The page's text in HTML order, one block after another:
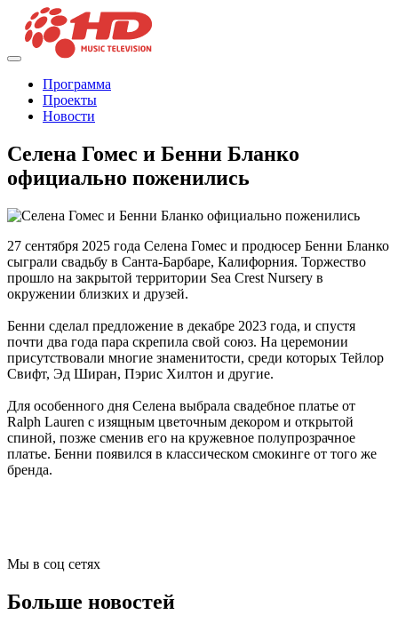
Программа
Проекты
Новости
Селена Гомес и Бенни Бланко
официально поженились
27 сентября 2025 года Селена Гомес и продюсер Бенни Бланко
сыграли свадьбу в Санта-Барбаре, Калифорния. Торжество
прошло на закрытой территории Sea Crest Nursery в
окружении близких и друзей.
Бенни сделал предложение в декабре 2023 года, и спустя
почти два года пара скрепила свой союз. На церемонии
присутствовали многие знаменитости, среди которых Тейлор
Свифт, Эд Ширан, Пэрис Хилтон и другие.
Для особенного дня Селена выбрала свадебное платье от
Ralph Lauren с изящным цветочным декором и открытой
спиной, позже сменив его на кружевное полупрозрачное
платье. Бенни появился в классическом смокинге от того же
бренда.
Мы в соц сетях
Больше новостей